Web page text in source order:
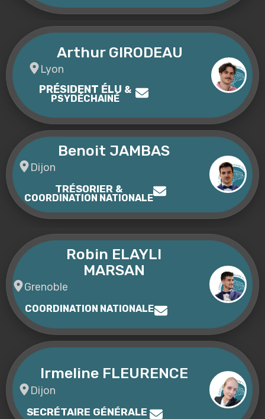
Arthur GIRODEAU
Lyon
PRÉSIDENT ÉLU &
PSYDÉCHAINÉ
Benoit JAMBAS
Dijon
TRÉSORIER &
COORDINATION NATIONALE
Robin ELAYLI
MARSAN
Grenoble
COORDINATION NATIONALE
Irmeline FLEURENCE
Dijon
SECRÉTAIRE GÉNÉRALE